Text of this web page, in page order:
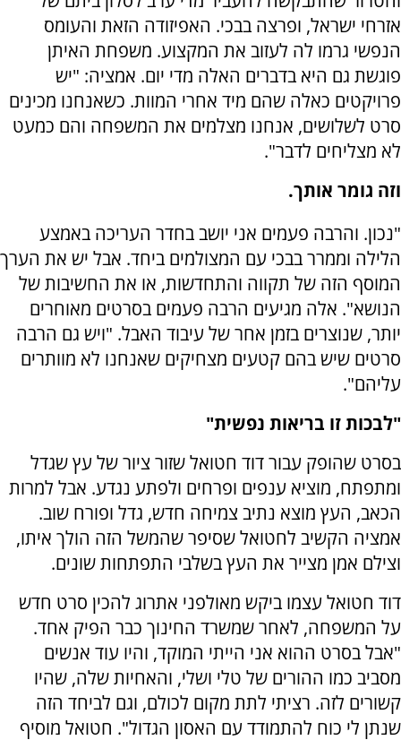
אזרחי ישראל, ופרצה בבכי. האפיזודה הזאת והעומס
הנפשי גרמו לה לעזוב את המקצוע. משפחת האיתן
פוגשת גם היא בדברים האלה מדי יום. אמציה: "יש
פרויקטים כאלה שהם מיד אחרי המוות. כשאנחנו מכינים
סרט לשלושים, אנחנו מצלמים את המשפחה והם כמעט
לא מצליחים לדבר".
וזה גומר אותך.
"נכון. והרבה פעמים אני יושב בחדר העריכה באמצע
הלילה וממרר בבכי עם המצולמים ביחד. אבל יש את הערך
המוסף הזה של תקווה והתחדשות, או את החשיבות של
הנושא". אלה מגיעים הרבה פעמים בסרטים מאוחרים
יותר, שנוצרים בזמן אחר של עיבוד האבל. "ויש גם הרבה
סרטים שיש בהם קטעים מצחיקים שאנחנו לא מוותרים
עליהם".
"לבכות זו בריאות נפשית"
בסרט שהופק עבור דוד חטואל שזור ציור של עץ שגדל
ומתפתח, מוציא ענפים ופרחים ולפתע נגדע. אבל למרות
הכאב, העץ מוצא נתיב צמיחה חדש, גדל ופורח שוב.
אמציה הקשיב לחטואל שסיפר שהמשל הזה הולך איתו,
וצילם אמן מצייר את העץ בשלבי התפתחות שונים.
דוד חטואל עצמו ביקש מאולפני אתרוג להכין סרט חדש
על המשפחה, לאחר שמשרד החינוך כבר הפיק אחד.
"אבל בסרט ההוא אני הייתי המוקד, והיו עוד אנשים
מסביב כמו ההורים של טלי ושלי, והאחיות שלה, שהיו
קשורים לזה. רציתי לתת מקום לכולם, וגם לביחד הזה
שנתן לי כוח להתמודד עם האסון הגדול". חטואל מוסיף